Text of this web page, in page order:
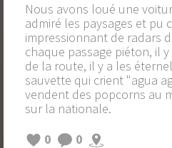
Nous avons loué une
admiré les paysages et pu
impressionnant de radars
chaque passage piéton, il
de la route, il y a les
sauvette qui crient "agua
vendent des popcorns au
sur la nationale.
0
0